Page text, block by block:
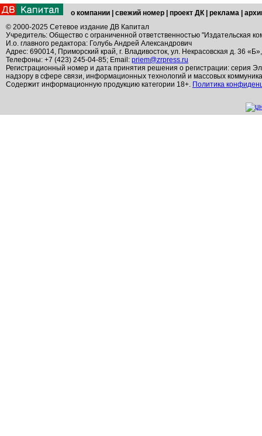
о компании свежий номер проект ДК реклама
© 2000-2025 Сетевое издание ДВ Капитал
Учредитель: Общество с ограниченной ответственностью "Издательская
И.о. главного редактора: Голубь Андрей Александрович
Адрес: 690014, Приморский край, г. Владивосток, ул. Некрасовская д. 36
Телефоны: +7 (423) 245-04-85; Email: priem@zrpress.ru
Регистрационный номер и дата принятия решения о регистрации: серия
надзору в сфере связи, информационных технологий и массовых
Содержит информационную продукцию категории 18+. Политика